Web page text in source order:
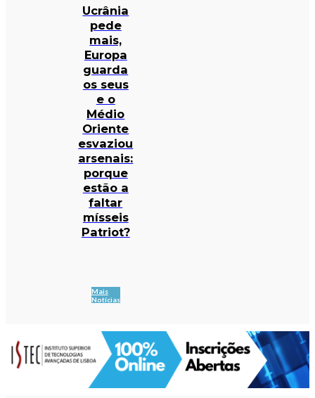
Ucrânia
pede
mais,
Europa
guarda
os seus
e o
Médio
Oriente
esvaziou
arsenais:
porque
estão a
faltar
mísseis
Patriot?
Mais
Notícias